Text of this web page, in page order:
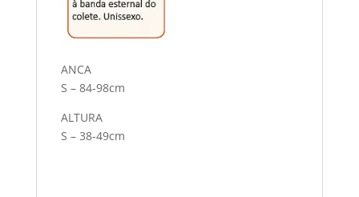
ANCA
S – 84-98cm
ALTURA
S – 38-49cm